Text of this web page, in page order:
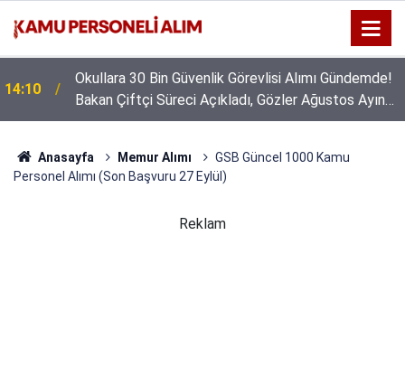
14:10
Okullara 30 Bin Güvenlik Görevlisi Alımı Gündemde!
Bakan Çiftçi Süreci Açıkladı, Gözler Ağustos Ayına
Çevrildi
Anasayfa Memur Alımı
GSB Güncel 1000 Kamu
Personel Alımı (Son Başvuru 27 Eylül)
Reklam